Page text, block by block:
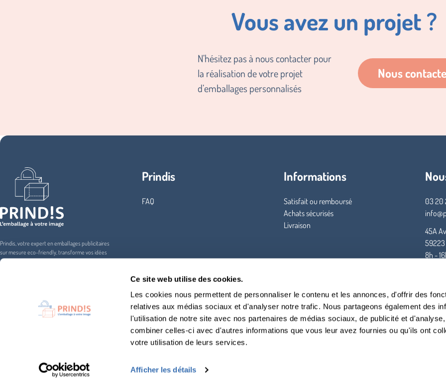
Ce site web utilise des cookies.
Les cookies nous permettent de personnaliser le contenu et les annonces, d'offrir des
relatives aux médias sociaux et d'analyser notre trafic. Nous partageons également des
l'utilisation de notre site avec nos partenaires de médias sociaux, de publicité et
combiner celles-ci avec d'autres informations que vous leur avez fournies ou qu'ils ont
votre utilisation de leurs services.
Afficher les détails
Vous avez un projet ?
N’hésitez pas à nous contacter pour
la réalisation de votre projet
d’emballages personnalisés
Nous
Prindis, votre expert en emballages publicitaires
sur mesure eco-friendly, transforme vos idées
en solutions durables. Découvrez notre gamme
Prindis
FAQ
Informations
Satisfait ou remboursé
Achats sécurisés
Livraison
03 20
45A
8h -
refondant l’équilibre précieux entre
ethumains
Découvrez les projets mis en place sur leur
site Internet.